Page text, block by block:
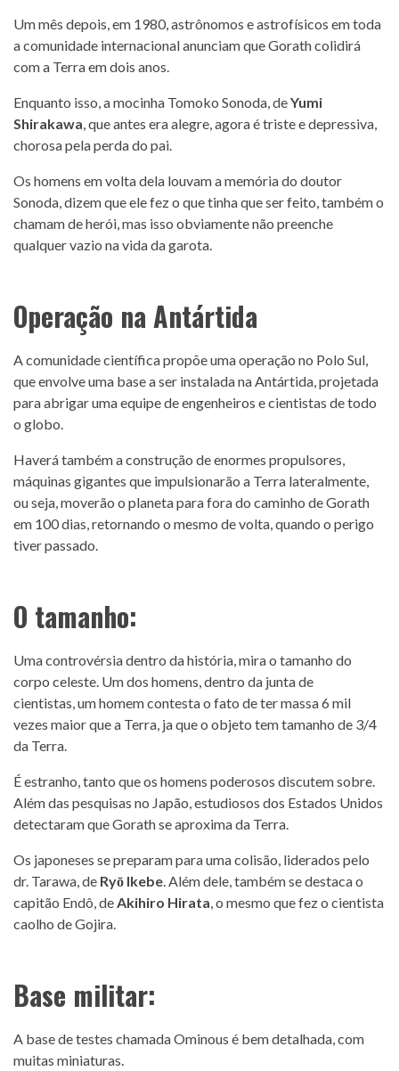
Um mês depois, em 1980, astrônomos e astrofísicos em toda
a comunidade internacional anunciam que Gorath colidirá
com a Terra em dois anos.
Enquanto isso, a mocinha Tomoko Sonoda, deYumi
Shirakawa, que antes era alegre, agora é triste e depressiva,
chorosa pela perda do pai.
Os homens em volta dela louvam a memória do doutor
Sonoda, dizem que ele fez o que tinha que ser feito, também o
chamam de herói, mas isso obviamente não preenche
qualquer vazio na vida da garota.
Operação na Antártida
A comunidade científica propõe uma operação no Polo Sul,
que envolve uma base a ser instalada na Antártida, projetada
para abrigar uma equipe de engenheiros e cientistas de todo
o globo.
Haverá também a construção de enormes propulsores,
máquinas gigantes que impulsionarão a Terra lateralmente,
ou seja, moverão o planeta para fora do caminho de Gorath
em 100 dias, retornando o mesmo de volta, quando o perigo
tiver passado.
O tamanho:
Uma controvérsia dentro da história, mira o tamanho do
corpo celeste. Um dos homens, dentro da junta de
cientistas, um homem contesta o fato de ter massa 6 mil
vezes maior que a Terra, ja que o objeto tem tamanho de 3/4
da Terra.
É estranho, tanto que os homens poderosos discutem sobre.
Além das pesquisas no Japão, estudiosos dos Estados Unidos
detectaram que Gorath se aproxima da Terra.
Os japoneses se preparam para uma colisão, liderados pelo
dr. Tarawa, de Ryō Ikebe. Além dele, também se destaca o
capitão Endô, deAkihiro Hirata, o mesmo que fez o cientista
caolho de Gojira.
Base militar:
A base de testes chamada Ominous é bem detalhada, com
muitas miniaturas.